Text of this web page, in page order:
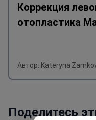
Коррекция
отопластика
Автор: Kateryna
Поделитесь